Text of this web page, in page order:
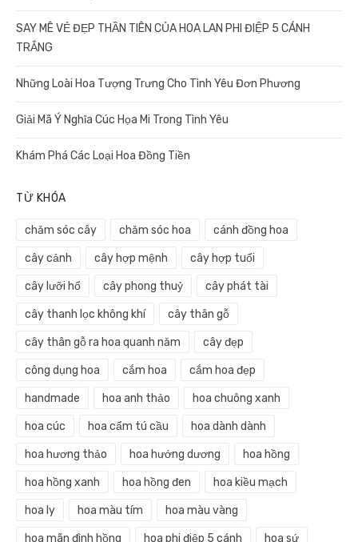
SAY MÊ VẺ ĐẸP THẦN TIÊN CỦA HOA LAN PHI ĐIỆP 5 CÁNH
TRẮNG
Những Loài Hoa Tượng Trưng Cho Tình Yêu Đơn Phương
Giải Mã Ý Nghĩa Cúc Họa Mi Trong Tình Yêu
Khám Phá Các Loại Hoa Đồng Tiền
TỪ KHÓA
chăm sóc cây chăm sóc hoa cánh đồng hoa
cây cảnh cây hợp mệnh cây hợp tuổi
cây lưỡi hổ cây phong thuỷ cây phát tài
cây thanh lọc không khí cây thân gỗ
cây thân gỗ ra hoa quanh năm cây đẹp
công dụng hoa cắm hoa cắm hoa đẹp
handmade hoa anh thảo hoa chuông xanh
hoa cúc hoa cẩm tú cầu hoa dành dành
hoa hương thảo hoa hướng dương hoa hồng
hoa hồng xanh hoa hồng đen hoa kiều mạch
hoa ly hoa màu tím hoa màu vàng
hoa mãn đình hồng hoa phi điệp 5 cánh hoa sứ